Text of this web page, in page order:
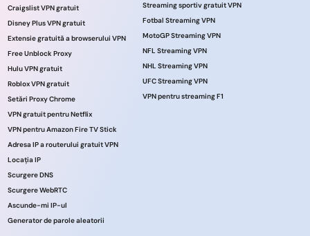
Craigslist VPN gratuit
Disney Plus VPN gratuit
Extensie gratuită a browserului VPN
Free Unblock Proxy
Hulu VPN gratuit
Roblox VPN gratuit
Setări Proxy Chrome
VPN gratuit pentru Netflix
VPN pentru Amazon Fire TV Stick
Adresa IP a routerului gratuit VPN
Locația IP
Scurgere DNS
Scurgere WebRTC
Ascunde-mi IP-ul
Generator de parole aleatorii
Streaming sportiv gratuit VPN
Fotbal Streaming VPN
MotoGP Streaming VPN
NFL Streaming VPN
NHL Streaming VPN
UFC Streaming VPN
VPN pentru streaming F1